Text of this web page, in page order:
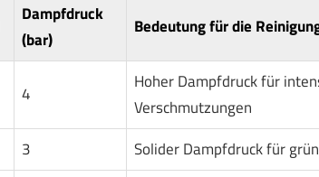
Dampfdruck
(bar)
Bedeutung für die
4
Hoher Dampfdruck für
Verschmutzungen
3
Solider Dampfdruck für